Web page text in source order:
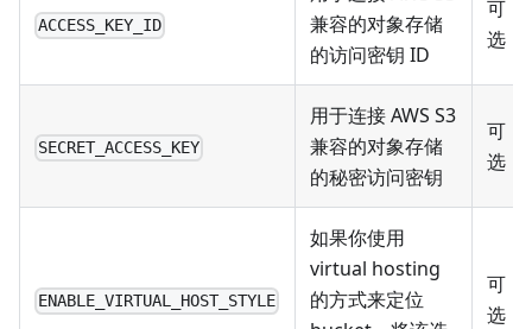
ACCESS_KEY_ID
兼容的对象存储
的访问密钥 ID
可
选
SECRET_ACCESS_KEY
用于连接 AWS S3
兼容的对象存储
的秘密访问密钥
可
选
ENABLE_VIRTUAL_HOST_STYLE
如果你使用
virtual hosting
的方式来定位
可
选